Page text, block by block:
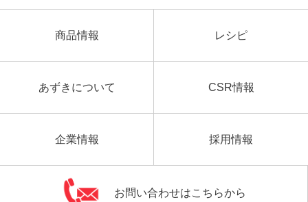
商品情報 レシピ
あずきについて CSR情報
企業情報 採用情報
お問い合わせはこちらから